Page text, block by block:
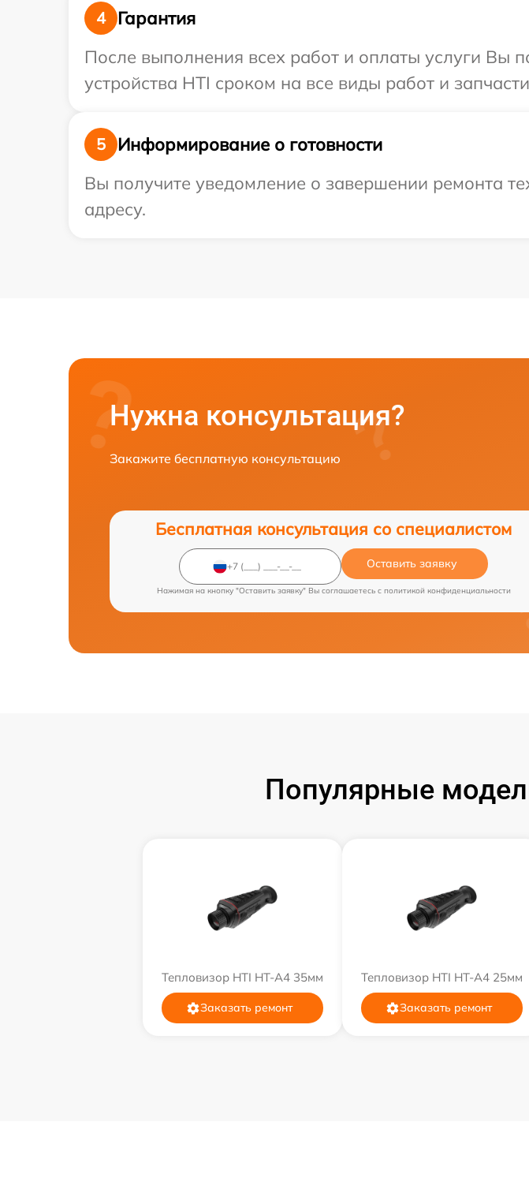
4
Гарантия
После выполнения всех работ и оплаты услуги Вы
устройства HTI сроком на все виды работ и
5
Информирование о готовности
Вы получите уведомление о завершении ремонта
адресу.
Нужна консультация?
Закажите бесплатную консультацию
Бесплатная консультация со специалистом
Оставить заявку
Нажимая на кнопку "Оставить заявку" Вы соглашаетесь c политикой конфиденциальности
Популярные
Тепловизор HTI HT-A4 35мм
Заказать ремонт
Тепловизор HTI HT-A4 25мм
Заказать ремонт